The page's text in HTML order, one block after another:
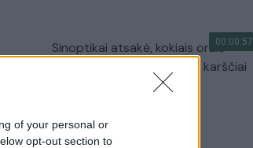
of your personal or
opt-out section to
00:00:57
Sinoptikai atsakė, kokiais orais
užbaigsime darbo savaitę: karščiai